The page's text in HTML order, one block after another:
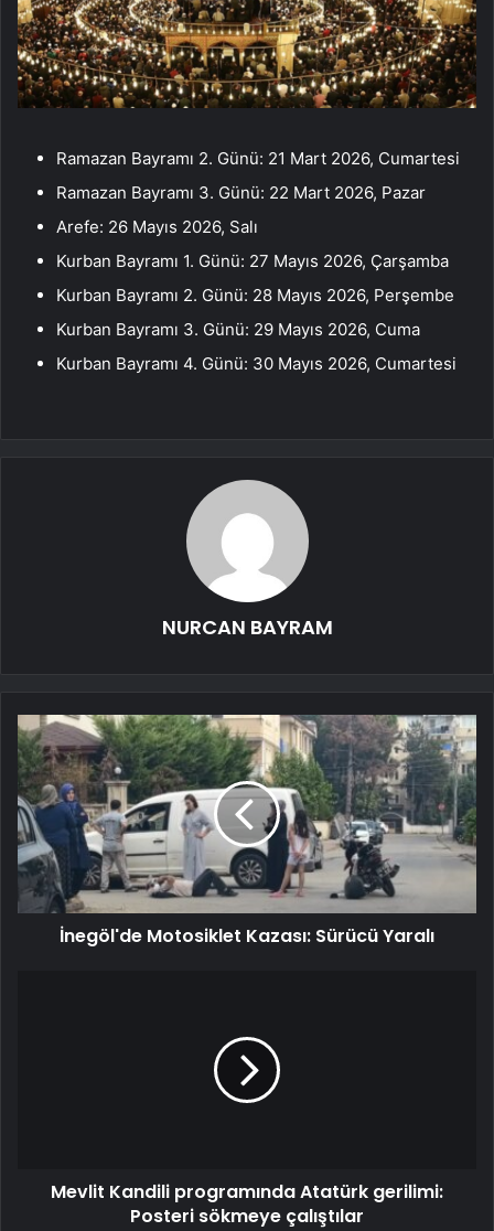
Ramazan Bayramı 2. Günü: 21 Mart 2026, Cumartesi
Ramazan Bayramı 3. Günü: 22 Mart 2026, Pazar
Arefe: 26 Mayıs 2026, Salı
Kurban Bayramı 1. Günü: 27 Mayıs 2026, Çarşamba
Kurban Bayramı 2. Günü: 28 Mayıs 2026, Perşembe
Kurban Bayramı 3. Günü: 29 Mayıs 2026, Cuma
Kurban Bayramı 4. Günü: 30 Mayıs 2026, Cumartesi
NURCAN BAYRAM
İnegöl'de Motosiklet Kazası: Sürücü Yaralı
Mevlit Kandili programında Atatürk gerilimi:
Posteri sökmeye çalıştılar